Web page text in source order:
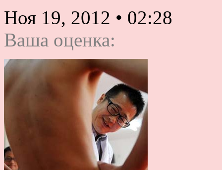
Ноя 19, 2012 • 02:28
Ваша оценка: